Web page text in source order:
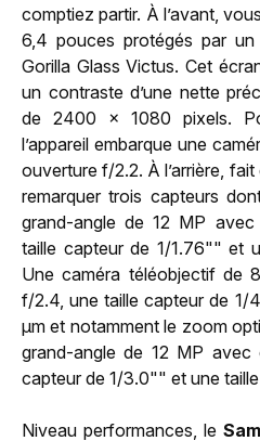
comptiez partir. À l’avant,
6,4 pouces protégés par
Gorilla Glass Victus. Cet
un contraste d’une nette
de 2400 x 1080 pixels.
l’appareil embarque une
ouverture f/2.2. À l’arrière,
remarquer trois capteurs
grand-angle de 12 MP
taille capteur de 1/1.76"" et
Une caméra téléobjectif de
f/2.4, une taille capteur de 1/
µm et notamment le zoom
grand-angle de 12 MP
capteur de 1/3.0"" et une taille
Niveau performances, le